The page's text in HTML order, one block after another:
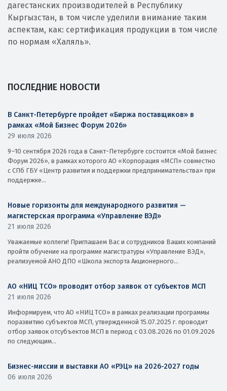
дагестанских производителей в Республику
Кыргызстан, в том числе уделили внимание таким
аспектам, как: сертификация продукции в том числе
по нормам «Халяль».
ПОСЛЕДНИЕ НОВОСТИ
В Санкт-Петербурге пройдет «Биржа поставщиков» в
рамках «Мой Бизнес Форум 2026»
29 июля 2026
9–10 сентября 2026 года в Санкт-Петербурге состоится «Мой Бизнес
Форум 2026», в рамках которого АО «Корпорация «МСП» совместно
с СПб ГБУ «Центр развития и поддержки предпринимательства» при
поддержке...
Новые горизонты для международного развития —
магистерская программа «Управление ВЭД»
21 июля 2026
Уважаемые коллеги! Приглашаем Вас и сотрудников Ваших компаний
пройти обучение на программе магистратуры «Управление ВЭД»,
реализуемой АНО ДПО «Школа экспорта Акционерного...
АО «НИЦ ТСО» проводит отбор заявок от субъектов МСП
21 июля 2026
Информируем, что АО «НИЦ ТСО» в рамках реализации программы
поразвитию субъектов МСП, утвержденной 15.07.2025 г. проводит
отбор заявок отсубъектов МСП в период с 03.08.2026 по 01.09.2026
по следующим...
Бизнес-миссии и выставки АО «РЭЦ» на 2026-2027 годы
06 июля 2026